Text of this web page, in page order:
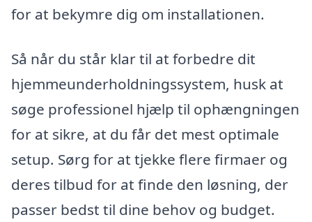
for at bekymre dig om installationen.
Så når du står klar til at forbedre dit
hjemmeunderholdningssystem, husk at
søge professionel hjælp til ophængningen
for at sikre, at du får det mest optimale
setup. Sørg for at tjekke flere firmaer og
deres tilbud for at finde den løsning, der
passer bedst til dine behov og budget.